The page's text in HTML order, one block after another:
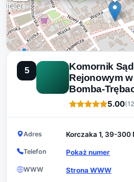
5
Komornik
Rejonowym
Bomba-
5.00
Adres Korczaka 1, 39-300
Telefon Pokaż numer
WWW Strona WWW